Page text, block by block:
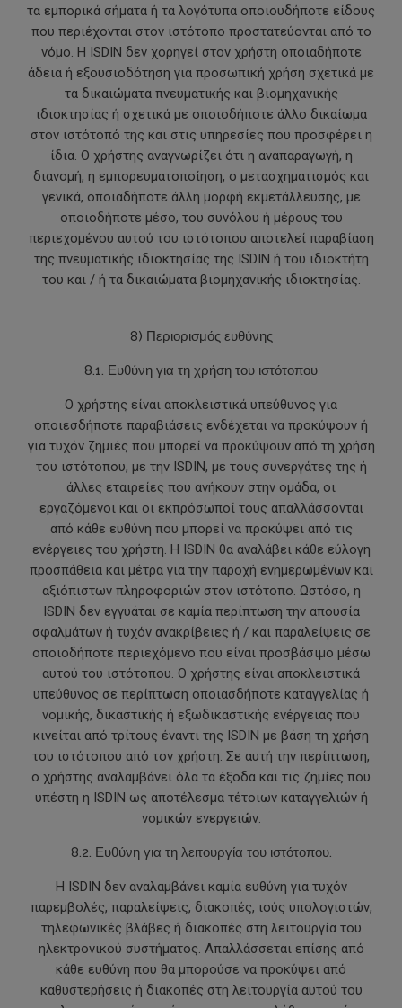
τα εμπορικά σήματα ή τα λογότυπα οποιουδήποτε είδους
που περιέχονται στον ιστότοπο προστατεύονται από το
νόμο. Η ISDIN δεν χορηγεί στον χρήστη οποιαδήποτε
άδεια ή εξουσιοδότηση για προσωπική χρήση σχετικά με
τα δικαιώματα πνευματικής και βιομηχανικής
ιδιοκτησίας ή σχετικά με οποιοδήποτε άλλο δικαίωμα
στον ιστότοπό της και στις υπηρεσίες που προσφέρει η
ίδια. Ο χρήστης αναγνωρίζει ότι η αναπαραγωγή, η
διανομή, η εμπορευματοποίηση, ο μετασχηματισμός και
γενικά, οποιαδήποτε άλλη μορφή εκμετάλλευσης, με
οποιοδήποτε μέσο, του συνόλου ή μέρους του
περιεχομένου αυτού του ιστότοπου αποτελεί παραβίαση
της πνευματικής ιδιοκτησίας της ISDIN ή του ιδιοκτήτη
του και / ή τα δικαιώματα βιομηχανικής ιδιοκτησίας.
8) Περιορισμός ευθύνης
8.1. Ευθύνη για τη χρήση του ιστότοπου
Ο χρήστης είναι αποκλειστικά υπεύθυνος για
οποιεσδήποτε παραβιάσεις ενδέχεται να προκύψουν ή
για τυχόν ζημιές που μπορεί να προκύψουν από τη χρήση
του ιστότοπου, με την ISDIN, με τους συνεργάτες της ή
άλλες εταιρείες που ανήκουν στην ομάδα, οι
εργαζόμενοι και οι εκπρόσωποί τους απαλλάσσονται
από κάθε ευθύνη που μπορεί να προκύψει από τις
ενέργειες του χρήστη. Η ISDIN θα αναλάβει κάθε εύλογη
προσπάθεια και μέτρα για την παροχή ενημερωμένων και
αξιόπιστων πληροφοριών στον ιστότοπο. Ωστόσο, η
ISDIN δεν εγγυάται σε καμία περίπτωση την απουσία
σφαλμάτων ή τυχόν ανακρίβειες ή / και παραλείψεις σε
οποιοδήποτε περιεχόμενο που είναι προσβάσιμο μέσω
αυτού του ιστότοπου. Ο χρήστης είναι αποκλειστικά
υπεύθυνος σε περίπτωση οποιασδήποτε καταγγελίας ή
νομικής, δικαστικής ή εξωδικαστικής ενέργειας που
κινείται από τρίτους έναντι της ISDIN με βάση τη χρήση
του ιστότοπου από τον χρήστη. Σε αυτή την περίπτωση,
ο χρήστης αναλαμβάνει όλα τα έξοδα και τις ζημίες που
υπέστη η ISDIN ως αποτέλεσμα τέτοιων καταγγελιών ή
νομικών ενεργειών.
8.2. Ευθύνη για τη λειτουργία του ιστότοπου.
Η ISDIN δεν αναλαμβάνει καμία ευθύνη για τυχόν
παρεμβολές, παραλείψεις, διακοπές, ιούς υπολογιστών,
τηλεφωνικές βλάβες ή διακοπές στη λειτουργία του
ηλεκτρονικού συστήματος. Απαλλάσσεται επίσης από
κάθε ευθύνη που θα μπορούσε να προκύψει από
καθυστερήσεις ή διακοπές στη λειτουργία αυτού του